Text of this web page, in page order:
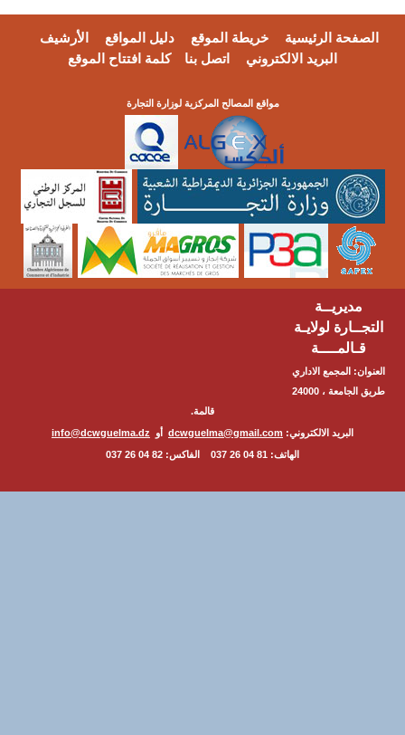
الرئيسية خريطة الموقع دليل المواقع
الأرشيف
البريد الالكتروني
اتصل بنا كلمة افتتاح الموقع
مواقع المصالح المركزية لوزارة التجارة
مديريــة
لولايـة
المجمع الاداري
طريق الجامعة ، 24000
البريد الالكتروني:dcwguelma@gmail.com أوinfo@dcwguelma.dz